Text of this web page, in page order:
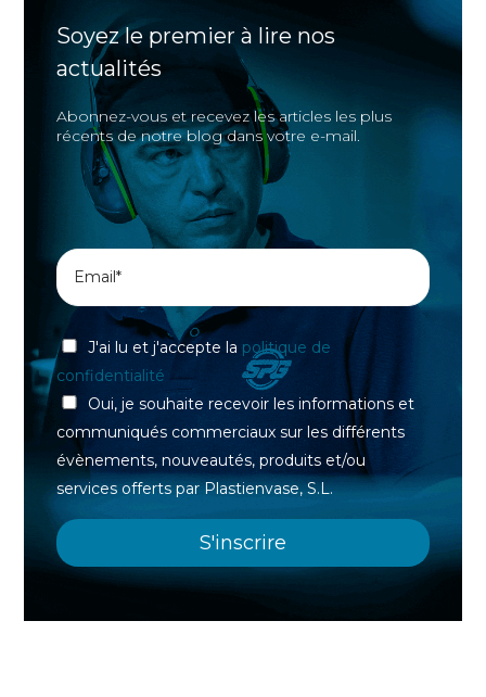
Soyez le premier à lire nos
actualités
Abonnez-vous et recevez les articles les plus
récents de notre blog dans votre e-mail.
J'ai lu et j'accepte la politique de
confidentialité
Oui, je souhaite recevoir les informations et
communiqués commerciaux sur les différents
évènements, nouveautés, produits et/ou
services offerts par Plastienvase, S.L.